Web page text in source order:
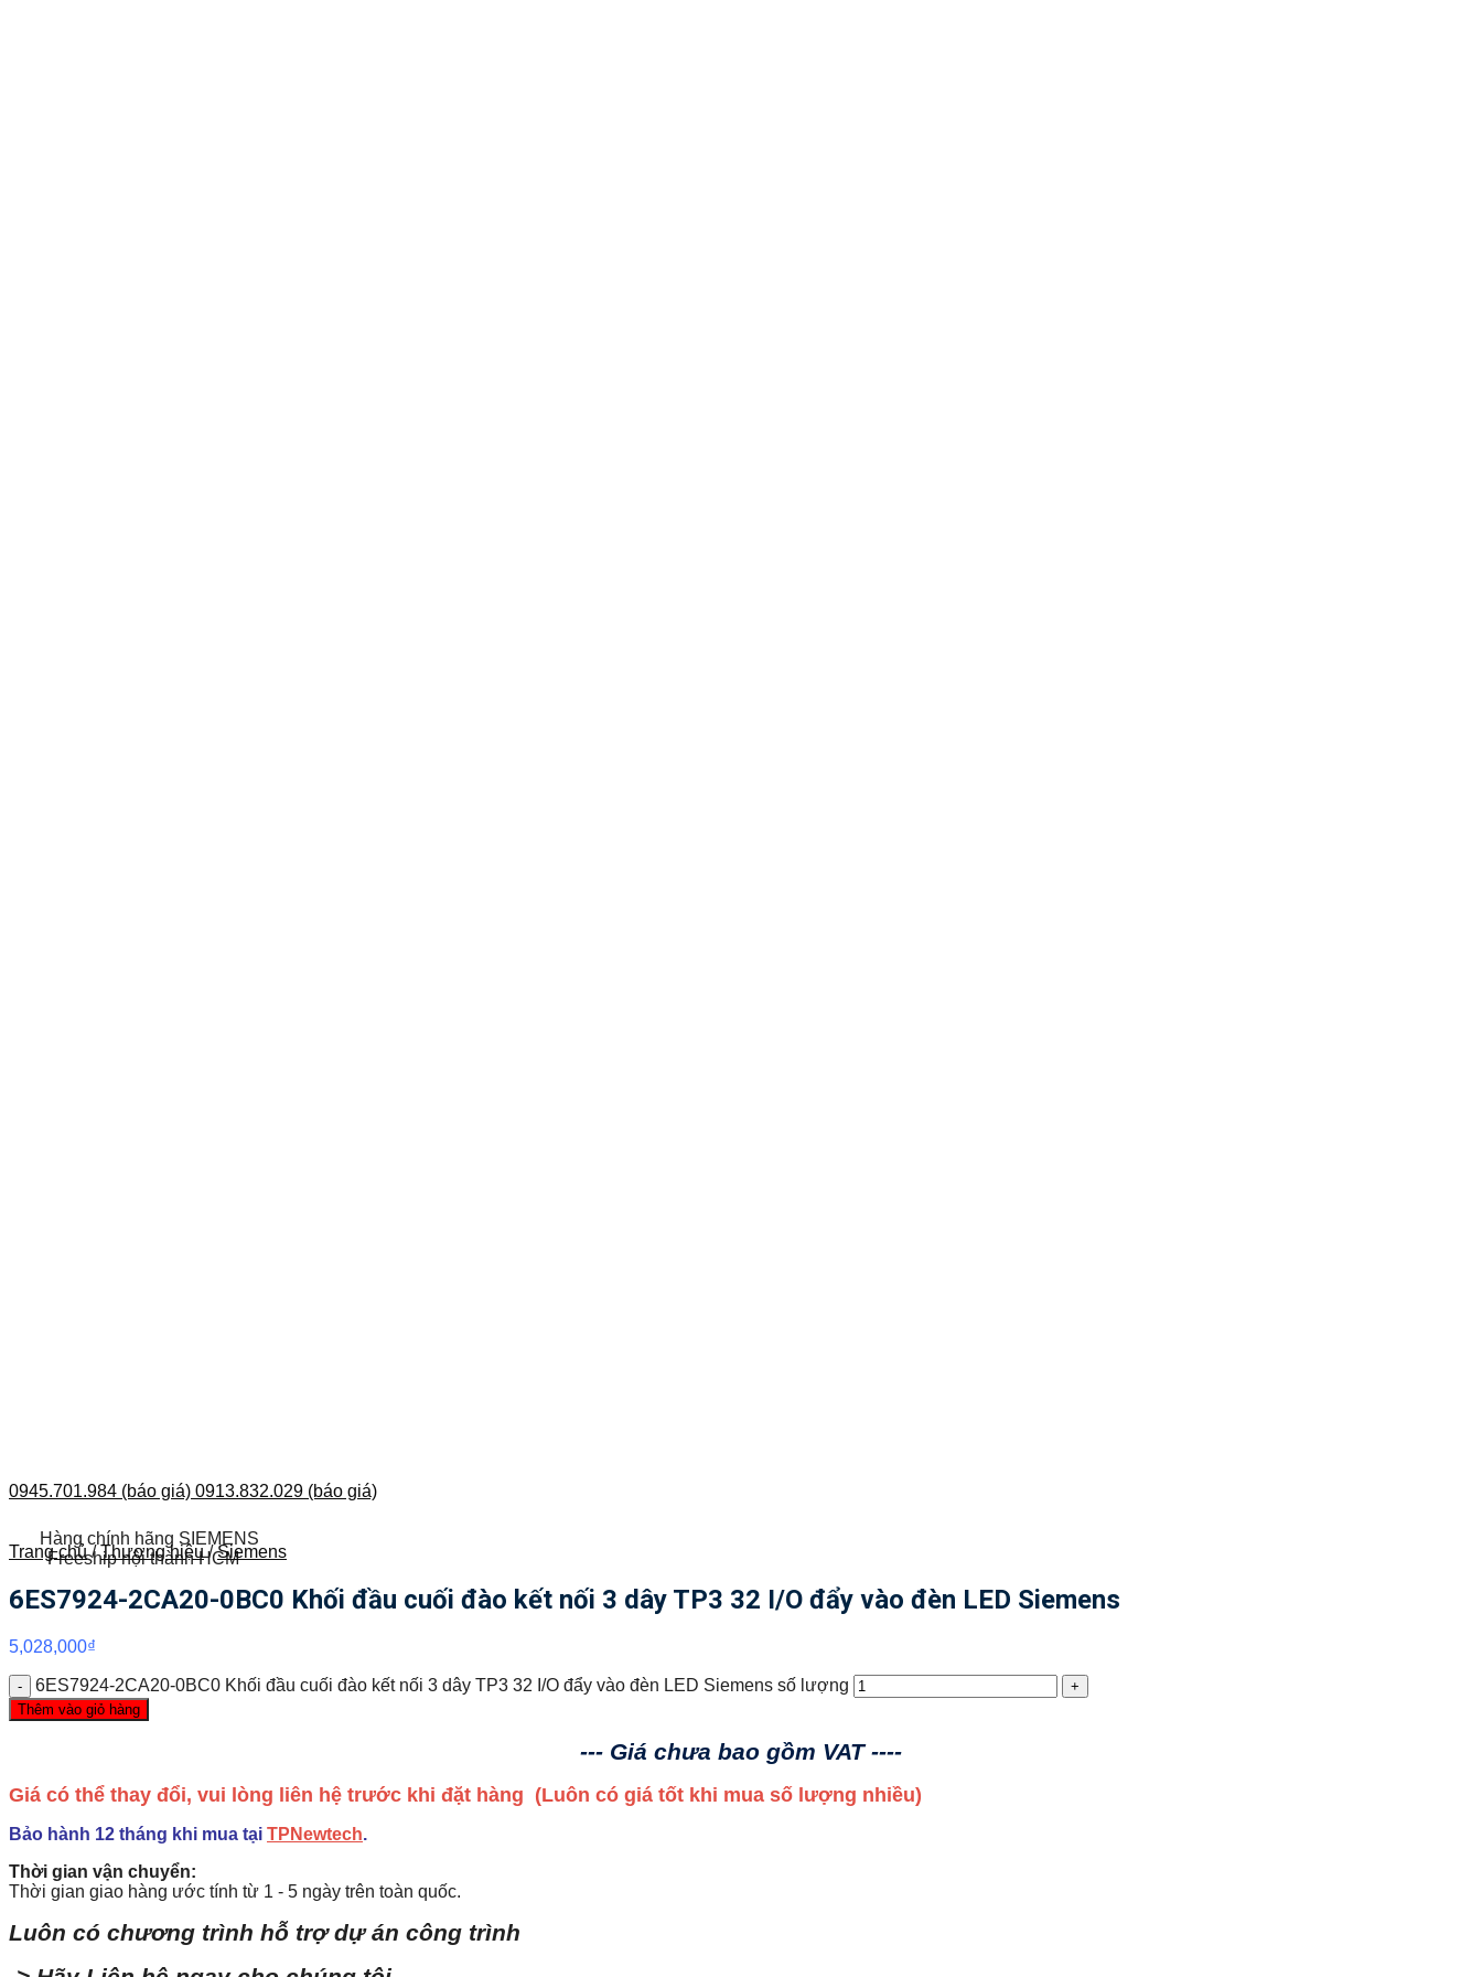
0945.701.984 (báo giá) 0913.832.029 (báo giá)
Hàng chính hãng SIEMENS
Freeship nội thành HCM
Trang chủ / Thương hiệu / Siemens
6ES7924-2CA20-0BC0 Khối đầu cuối đào kết nối 3 dây TP3 32 I/O đẩy vào đèn LED Siemens
5,028,000₫
6ES7924-2CA20-0BC0 Khối đầu cuối đào kết nối 3 dây TP3 32 I/O đẩy vào đèn LED Siemens số lượng
Thêm vào giỏ hàng
--- Giá chưa bao gồm VAT ----
Giá có thể thay đổi, vui lòng liên hệ trước khi đặt hàng (Luôn có giá tốt khi mua số lượng nhiều)
Bảo hành 12 tháng khi mua tại TPNewtech.
Thời gian vận chuyển:
Thời gian giao hàng ước tính từ 1 - 5 ngày trên toàn quốc.
Luôn có chương trình hỗ trợ dự án công trình